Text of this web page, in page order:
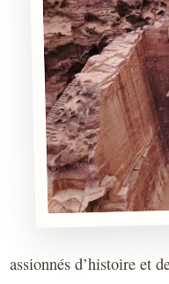
assionnés d’histoire et